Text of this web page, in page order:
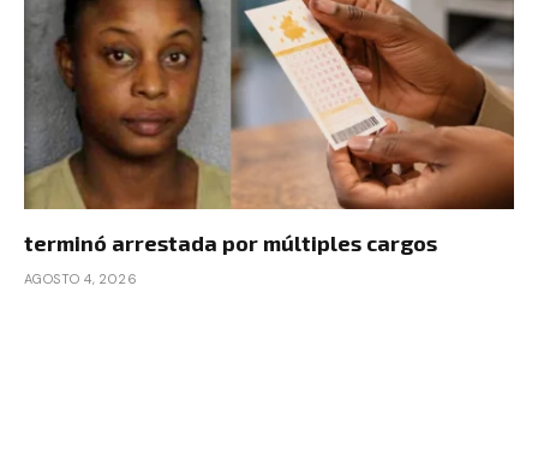
terminó arrestada por múltiples cargos
AGOSTO 4, 2026